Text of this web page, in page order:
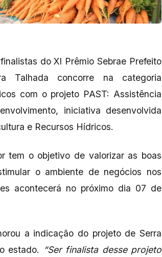
do XI Prêmio Sebrae Prefeito
Talhada concorre na categoria
com o projeto PAST: Assistência
iniciativa desenvolvida
e Recursos Hídricos.
tem o objetivo de valorizar as boas
o ambiente de negócios nos
acontecerá no próximo dia 07 de
a indicação do projeto de Serra
estado.
“Ser finalista desse projeto